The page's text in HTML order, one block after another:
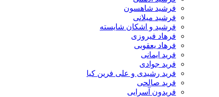
فرشید شاهسون
فرشید میلانی
فرشید و اشکان شایسته
فرهاد فیروزی
فرهاد یعقوبی
فرید ایمانی
فرید جوادی
فرید رشیدی و علی فرین کیا
فرید صالحی
فریدون آسرایی